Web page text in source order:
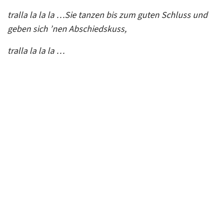
tralla la la la …Sie tanzen bis zum guten Schluss und
geben sich ’nen Abschiedskuss,
tralla la la la …